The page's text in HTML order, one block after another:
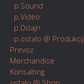
p.Sound
p.Video
p.Dizajn
p.ostalo @
Prevoz
Merchandise
Konsalting